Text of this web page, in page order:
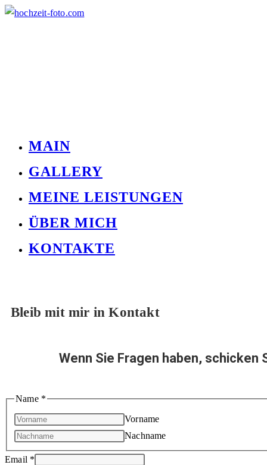
MAIN
GALLERY
MEINE LEISTUNGEN
ÜBER MICH
KONTAKTE
Bleib mit mir in Kontakt
Wenn Sie Fragen haben, schicken
Name *
Vorname
Nachname
Email *